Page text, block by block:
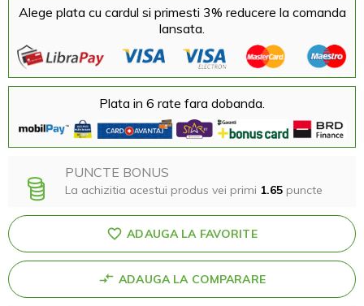
Alege plata cu cardul si primesti 3% reducere la comanda
lansata.
Plata in 6 rate fara dobanda.
PUNCTE BONUS
La achizitia acestui produs vei primi 1.65 puncte
ADAUGA LA FAVORITE
ADAUGA LA COMPARARE